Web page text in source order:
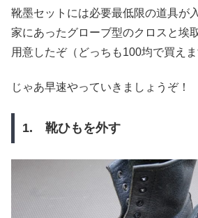
靴墨セットには必要最低限の道具が
家にあったグローブ型のクロスと埃
用意したぞ（どっちも100均で買えま
じゃあ早速やっていきましょうぞ！
1. 靴ひもを外す